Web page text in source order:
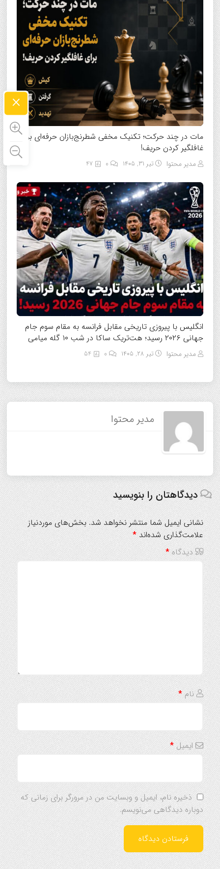
مات در چند حرکت؛ تکنیک مخفی شطرنج‌بازان حرفه‌ای برای
غافلگیر کردن حریف!
مدیر محتوا تیر ۳۱, ۱۴۰۵ 47
انگلیس با پیروزی تاریخی مقابل فرانسه به مقام سوم جام
جهانی ۲۰۲۶ رسید؛ هت‌تریک ساکا در شب ۱۰ گله میامی
مدیر محتوا تیر ۲۸, ۱۴۰۵ 54
مدیر محتوا
دیدگاهتان را بنویسید
نشانی ایمیل شما منتشر نخواهد شد. بخش‌های موردنیاز
علامت‌گذاری شده‌اند*
دیدگاه*
نام*
ایمیل*
ذخیره نام، ایمیل و وبسایت من در مرورگر برای زمانی که
دوباره دیدگاهی می‌نویسم.
×